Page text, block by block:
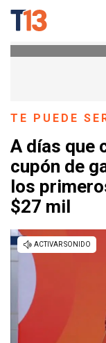
TE PUEDE
A días que
cupón de
los
$27 mil